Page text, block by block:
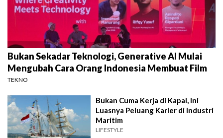
Bukan Sekadar Teknologi, Generative AI Mulai
Mengubah Cara Orang Indonesia Membuat Film
TEKNO
Bukan Cuma Kerja di Kapal, Ini
Luasnya Peluang Karier di Industri
Maritim
LIFESTYLE